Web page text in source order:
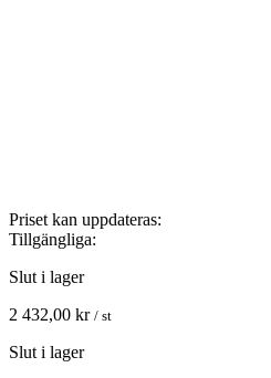
Priset kan uppdateras:
Tillgängliga:
Slut i lager
2 432,00 kr / st
Slut i lager